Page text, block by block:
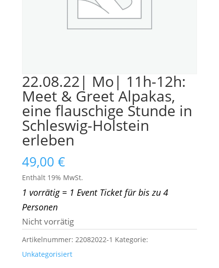
22.08.22| Mo| 11h-12h:
Meet & Greet Alpakas,
eine flauschige Stunde in
Schleswig-Holstein
erleben
49,00 €
Enthält 19% MwSt.
1 vorrätig = 1 Event Ticket für bis zu 4
Personen
Nicht vorrätig
Artikelnummer: 22082022-1 Kategorie:
Unkategorisiert